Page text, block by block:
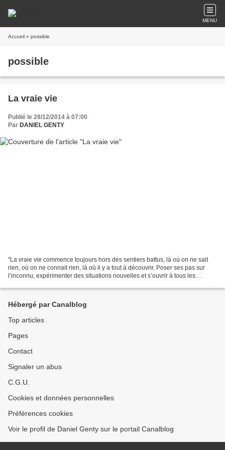
MENU
Accueil » possible
possible
La vraie vie
Publié le 28/12/2014 à 07:00
Par DANIEL GENTY
"La vraie vie commence toujours hors des sentiers battus, là où on ne sait
rien, où on ne connait rien, là où il y a tout à découvrir. Poser ses pas sur
l’inconnu, expérimenter des situations nouvelles et s’ouvrir à tous les
Hébergé par Canalblog
Top articles
Pages
Contact
Signaler un abus
C.G.U.
Cookies et données personnelles
Préférences cookies
Voir le profil de Daniel Genty sur le portail Canalblog